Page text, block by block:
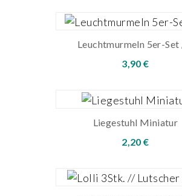
Leuchtmurmeln 5er-Set
3,90 €
Liegestuhl Miniatur
2,20 €